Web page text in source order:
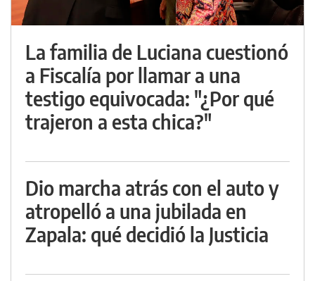
La familia de Luciana cuestionó
a Fiscalía por llamar a una
testigo equivocada: "¿Por qué
trajeron a esta chica?"
Dio marcha atrás con el auto y
atropelló a una jubilada en
Zapala: qué decidió la Justicia